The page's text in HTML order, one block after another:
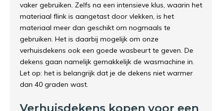
vaker gebruiken. Zelfs na een intensieve klus, waarin het
materiaal flink is aangetast door vlekken, is het
materiaal meer dan geschikt om nogmaals te
gebruiken. Het is daarbij mogelijk om onze
verhuisdekens ook een goede wasbeurt te geven. De
dekens gaan namelijk gemakkelijk de wasmachine in.
Let op: het is belangrijk dat je de dekens niet warmer
dan 40 graden wast.
Verhuisdekens kopen voor een